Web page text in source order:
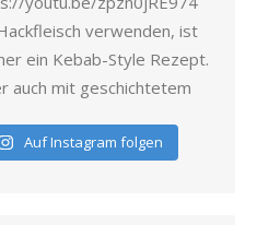
Auf Instagram folgen